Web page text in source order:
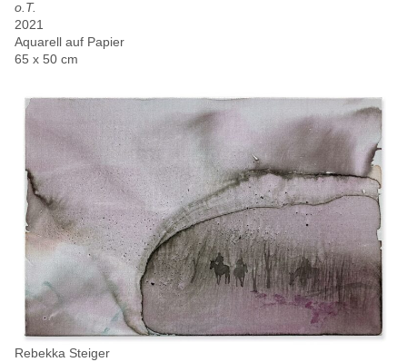
o.T.
2021
Aquarell auf Papier
65 x 50 cm
Rebekka Steiger